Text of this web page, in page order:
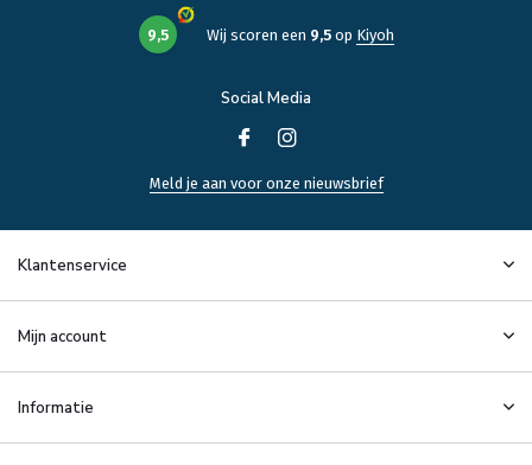
9,5 Wij scoren een 9,5op Kiyoh
Social Media
Meld je aan voor onze nieuwsbrief
Klantenservice
Mijn account
Informatie